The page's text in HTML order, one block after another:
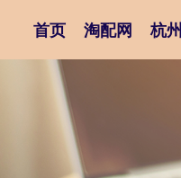
首页 淘配网 杭